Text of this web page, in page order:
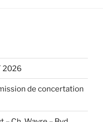
2026
de concertation